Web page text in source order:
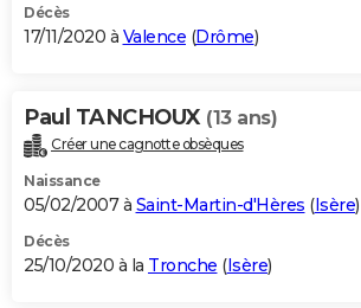
Décès
17/11/2020 à Valence (Drôme)
Paul TANCHOUX (13 ans)
Créer une cagnotte obsèques
Naissance
05/02/2007 à Saint-Martin-d'Hères (Isère)
Décès
25/10/2020 à la Tronche (Isère)